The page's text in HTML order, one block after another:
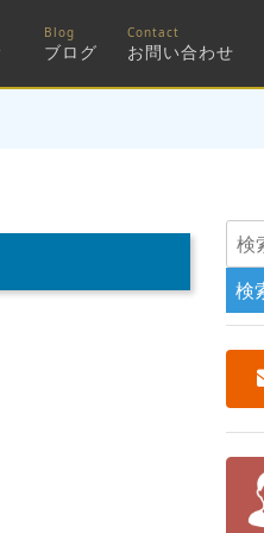
ブログ お問い合わせ
検
索: